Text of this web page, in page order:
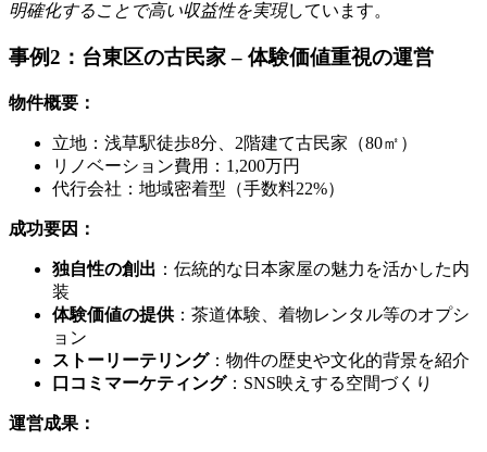
明確化することで高い収益性を実現しています。
事例2：台東区の古民家 – 体験価値重視の運営
物件概要：
立地：浅草駅徒歩8分、2階建て古民家（80㎡）
リノベーション費用：1,200万円
代行会社：地域密着型（手数料22%）
成功要因：
独自性の創出 ：伝統的な日本家屋の魅力を活かした内
装
体験価値の提供：茶道体験、着物レンタル等のオプシ
ョン
ストーリーテリング：物件の歴史や文化的背景を紹介
口コミマーケティング：SNS映えする空間づくり
運営成果：